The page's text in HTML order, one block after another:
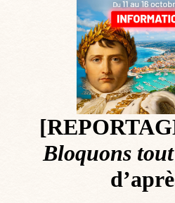
Bloquons